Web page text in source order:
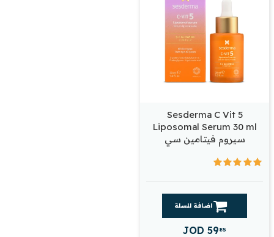
Sesderma C Vit 5
Liposomal Serum 30 ml
سيروم فيتامين سي
اضافة للسلة
JOD 5985